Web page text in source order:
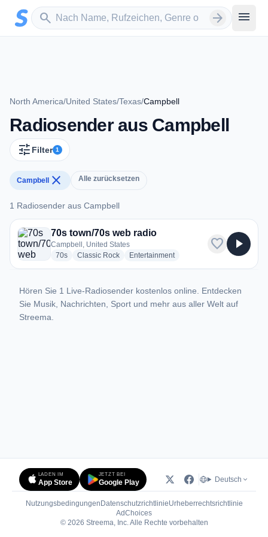
Zum Hauptinhalt springen
search
Sender suchen arrow_forward menu
North America/United States/Texas/Campbell
Radiosender aus Campbell
tune Filter 1
Campbell close Alle zurücksetzen
1 Radiosender aus Campbell
1 Radiosender aus Campbell
70s town/70s web radio
Campbell, United States
70sradio stations
Classic Rockradio stations
Entertainmentradio stations
favorite play_arrow
Hören Sie 1 Live-Radiosender kostenlos online. Entdecken
Sie Musik, Nachrichten, Sport und mehr aus aller Welt auf
Streema.
LADEN IM
App Store
JETZT BEI
Google Play Deutsch
Nutzungsbedingungen DatenschutzrichtlinieUrheberrechtsrichtlinie
AdChoices(öffnet in neuem Tab)
© 2026 Streema, Inc. Alle Rechte vorbehalten